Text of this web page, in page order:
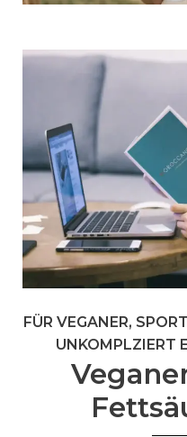
FÜR VEGANER,
UNKOMPLZIERT